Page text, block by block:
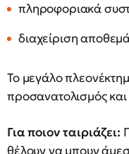
πληροφοριακά
διαχείριση
Το μεγάλο
προσανατολισμός
Για ποιον ταιριάζει:
θέλουν να μπουν